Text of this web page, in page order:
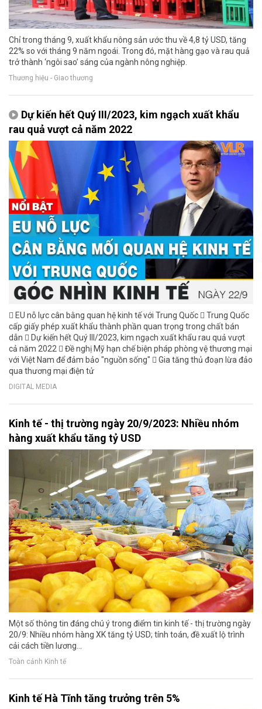
Chỉ trong tháng 9, xuất khẩu nông sản ước thu về 4,8 tỷ USD, tăng
22% so với tháng 9 năm ngoái. Trong đó, mặt hàng gạo và rau quả
trở thành ‘ngôi sao’ sáng của ngành nông nghiệp.
Thương hiệu - Giao thương
Dự kiến hết Quý III/2023, kim ngạch xuất khẩu
rau quả vượt cả năm 2022
 EU nỗ lực cân bằng quan hệ kinh tế với Trung Quốc  Trung Quốc
cấp giấy phép xuất khẩu thành phần quan trọng trong chất bán
dẫn  Dự kiến hết Quý III/2023, kim ngạch xuất khẩu rau quả vượt
cả năm 2022  Đề nghị Mỹ hạn chế biện pháp phòng vệ thương mại
với Việt Nam để đảm bảo "nguồn sống"  Gia tăng thủ đoạn lừa đảo
qua thương mại điện tử
DIGITAL MEDIA
Kinh tế - thị trường ngày 20/9/2023: Nhiều nhóm
hàng xuất khẩu tăng tỷ USD
Một số thông tin đáng chú ý trong điểm tin kinh tế - thị trường ngày
20/9: Nhiều nhóm hàng XK tăng tỷ USD; tính toán, đề xuất lộ trình
cải cách tiền lương...
Toàn cảnh Kinh tế
Kinh tế Hà Tĩnh tăng trưởng trên 5%